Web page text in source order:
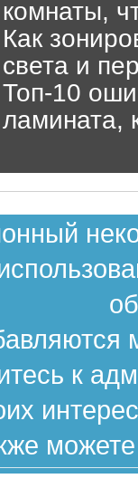
комнаты,
Как
света и
Топ-10
ламината,
к